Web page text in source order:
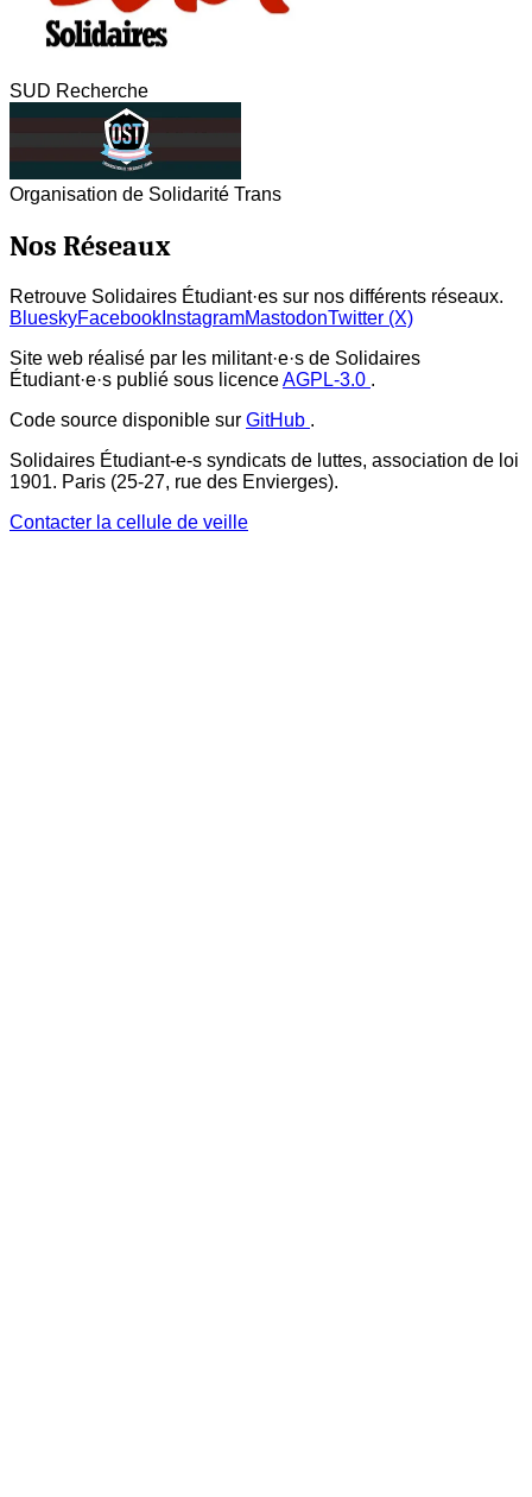
SUD Recherche
Organisation de Solidarité Trans
Nos Réseaux
Retrouve Solidaires Étudiant·es sur nos différents réseaux.
BlueskyFacebook InstagramMastodonTwitter (X)
Site web réalisé par les militant·e·s de Solidaires
Étudiant·e·s publié sous licenceAGPL-3.0 .
Code source disponible sur GitHub .
Solidaires Étudiant-e-s syndicats de luttes, association de loi
1901. Paris (25-27, rue des Envierges).
Contacter la cellule de veille